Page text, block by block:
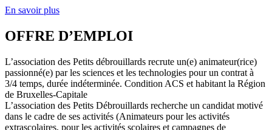
En savoir plus
OFFRE D’EMPLOI
L’association des Petits débrouillards recrute un(e) animateur(rice)
passionné(e) par les sciences et les technologies pour un contrat à
3/4 temps, durée indéterminée. Condition ACS et habitant la Région
de Bruxelles-Capitale
L’association des Petits Débrouillards recherche un candidat motivé
dans le cadre de ses activités (Animateurs pour les activités
extrascolaires, pour les activités scolaires et campagnes de